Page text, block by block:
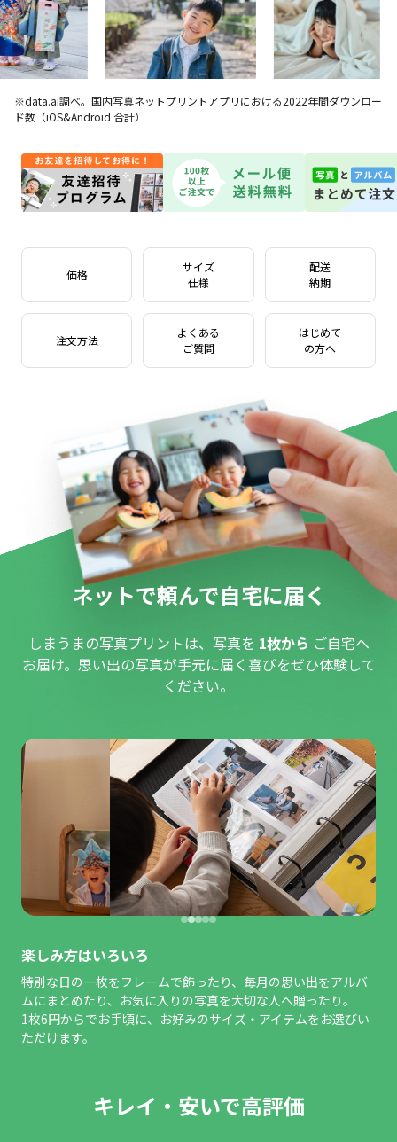
※data.ai調べ。国内写真ネットプリントアプリにおける2022年間ダウンロー
ド数（iOS&Android 合計）
価格
サイズ
仕様
配送
納期
注文方法
よくある
ご質問
はじめて
の方へ
ネットで頼んで自宅に届く
しまうまの写真プリントは、写真を 1枚から ご自宅へ
お届け。思い出の写真が手元に届く喜びをぜひ体験して
ください。
楽しみ方はいろいろ
特別な日の一枚をフレームで飾ったり、毎月の思い出をアルバ
ムにまとめたり、お気に入りの写真を大切な人へ贈ったり。
1枚6円からでお手頃に、お好みのサイズ・アイテムをお選びい
ただけます。
キレイ・安いで高評価